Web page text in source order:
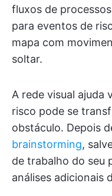
fluxos de
para eventos de
mapa com
soltar.
A rede visual ajuda
risco pode se
obstáculo. Depois
brainstorming,
de trabalho do seu
análises adicionais